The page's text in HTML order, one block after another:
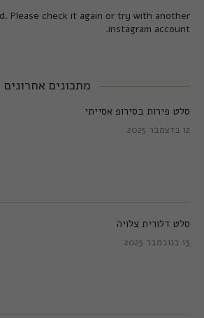
Please check it again or try with another
instagram account.
מתכונים אחרונים
סלט פירות בסירופ אסייתי
12 בדצמבר 2025
סלט דלורית צלויה
13 בנובמבר 2025